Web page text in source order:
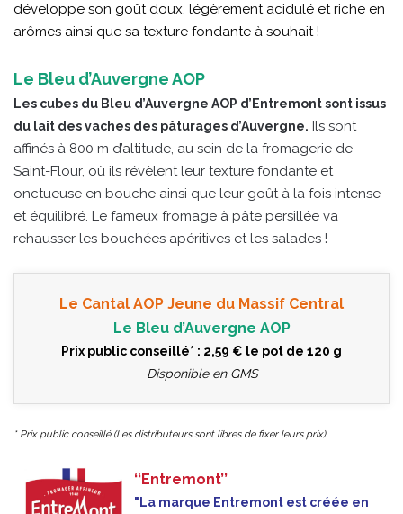
développe son goût doux, légèrement acidulé et riche en
arômes ainsi que sa texture fondante à souhait !
Le Bleu d’Auvergne AOP
Les cubes du Bleu d’Auvergne AOP d’Entremont sont issus
du lait des vaches des pâturages d’Auvergne. Ils sont
affinés à 800 m d’altitude, au sein de la fromagerie de
Saint-Flour, où ils révèlent leur texture fondante et
onctueuse en bouche ainsi que leur goût à la fois intense
et équilibré. Le fameux fromage à pâte persillée va
rehausser les bouchées apéritives et les salades !
Le Cantal AOP Jeune du Massif Central
Le Bleu d’Auvergne AOP
Prix public conseillé* : 2,59 € le pot de 120 g
Disponible en GMS
* Prix public conseillé (Les distributeurs sont libres de fixer leurs prix).
‘‘Entremont’’
"La marque Entremont est créée en